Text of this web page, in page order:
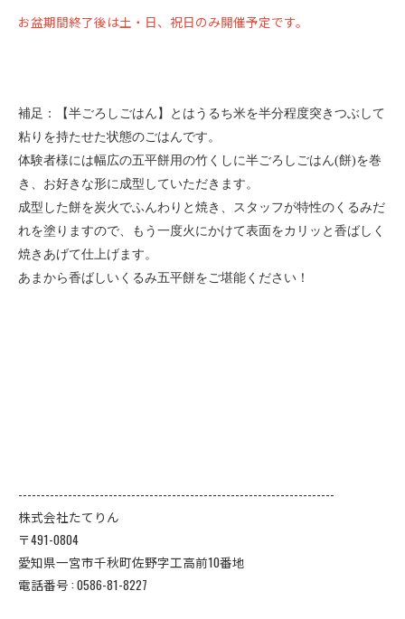
お盆期間終了後は土・日、祝日のみ開催予定です。
補足：【半ごろしごはん】とはうるち米を半分程度突きつぶして
粘りを持たせた状態のごはんです。
体験者様には幅広の五平餅用の竹くしに半ごろしごはん(餅)を巻
き、お好きな形に成型していただきます。
成型した餅を炭火でふんわりと焼き、スタッフが特性のくるみだ
れを塗りますので、もう一度火にかけて表面をカリッと香ばしく
焼きあげて仕上げます。
あまから香ばしいくるみ五平餅をご堪能ください！
----------------------------------------------------------------------
株式会社たてりん
〒491-0804
愛知県一宮市千秋町佐野字工高前10番地
電話番号 : 0586-81-8227